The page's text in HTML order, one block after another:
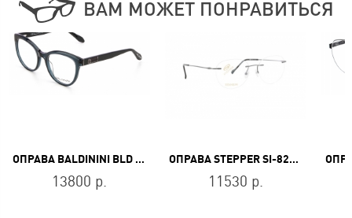
ВАМ МОЖЕТ ПОНРАВИТЬСЯ
ОПРАВА BALDININI BLD 2654 PF 301
13800 р.
ОПРАВА STEPPER SI-82286 F292
11530 р.